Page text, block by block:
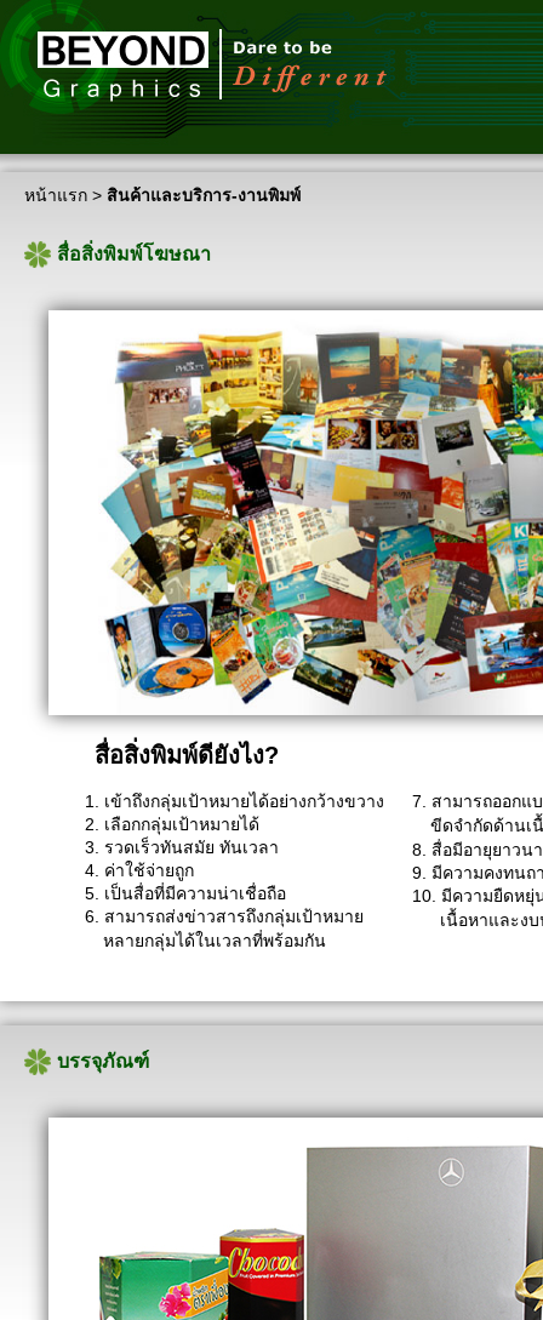
หน้าแรก > สินค้าและบริการ-งานพิมพ์
สื่อสิ่งพิมพ์โฆษณา
สื่อสิ่งพิมพ์ดียังไง?
1. เข้าถึงกลุ่มเป้าหมายได้อย่างกว้างขวาง
2. เลือกกลุ่มเป้าหมายได้
3. รวดเร็วทันสมัย ทันเวลา
4. ค่าใช้จ่ายถูก
5. เป็นสื่อที่มีความน่าเชื่อถือ
6. สามารถส่งข่าวสารถึงกลุ่มเป้าหมาย
หลายกลุ่มได้ในเวลาที่พร้อมกัน
7. สามารถออกแ
ขีดจำกัดด้านเ
8. สื่อมีอายุยาวน
9. มีความคงทนถ
10. มีความยืดหยุ่
เนื้อหาและง
บรรจุภัณฑ์